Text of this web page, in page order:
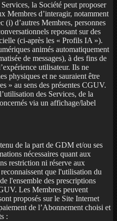
la Société peut proposer
Membres d’interagir, notamment
(i) d’autres Membres, personnes
reposant sur des
(ci-après les « Profils IA »).
animés automatiquement
de messages), à des fins de
utilisateur. Ils ne
physiques et ne sauraient être
» au sens des présentes CGUV.
des Services, de la
via un affichage/label
de la part de GDM et/ou ses
nécessaires quant aux
restriction ni réserve aux
que l'utilisation du
l'ensemble des prescriptions
Les Membres peuvent
proposés sur le Site Internet
de l’Abonnement choisi et
: